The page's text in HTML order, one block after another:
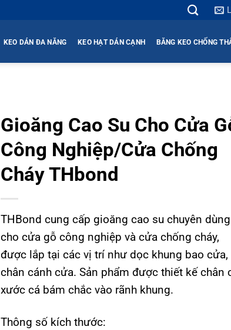
KEO DÁN ĐA NĂNG KEO HẠT DÁN CẠNH BĂNG KEO CHỐNG
Gioăng Cao Su Cho Cửa
Công Nghiệp/Cửa Chống
Cháy THbond
THBond cung cấp gioăng cao su chuyên dùng
cho cửa gỗ công nghiệp và cửa chống cháy,
được lắp tại các vị trí như dọc khung bao cửa,
chân cánh cửa. Sản phẩm được thiết kế chân
xước cá bám chắc vào rãnh khung.
Thông số kích thước: